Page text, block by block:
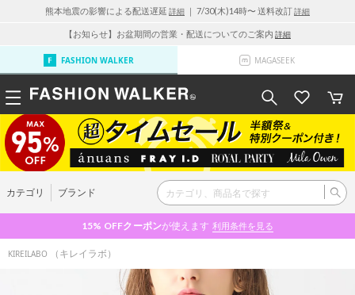
熊本地震の影響による配送遅延 詳細 ｜ 7/30(木)14時〜 送料改訂詳細
【お知らせ】お盆期間の営業・配送についてのご案内 詳細
FASHION WALKER MAGASEEK
カテゴリ ブランド
15% OFFクーポンが使えます 利用条件を見る
KIREILABO （キレイラボ）